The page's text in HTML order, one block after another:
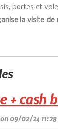
portes et
la visite de
+ cash
09/02/24 11:28